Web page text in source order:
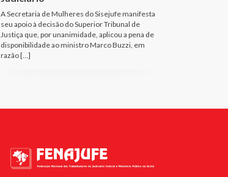
A Secretaria de Mulheres do Sisejufe manifesta
seu apoio à decisão do Superior Tribunal de
Justiça que, por unanimidade, aplicou a pena de
disponibilidade ao ministro Marco Buzzi, em
razão […]